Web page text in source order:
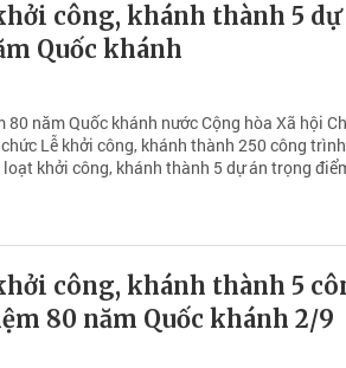
công, khánh thành 5
Quốc khánh
80 năm Quốc khánh nước Cộng hòa Xã hội
Lễ khởi công, khánh thành 250 công
khởi công, khánh thành 5 dự án trọng
công, khánh thành 5
80 năm Quốc khánh 2/9